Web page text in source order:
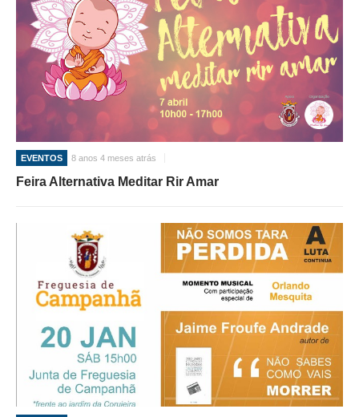
EVENTOS 8 anos 4 meses atrás
Feira Alternativa Meditar Rir Amar